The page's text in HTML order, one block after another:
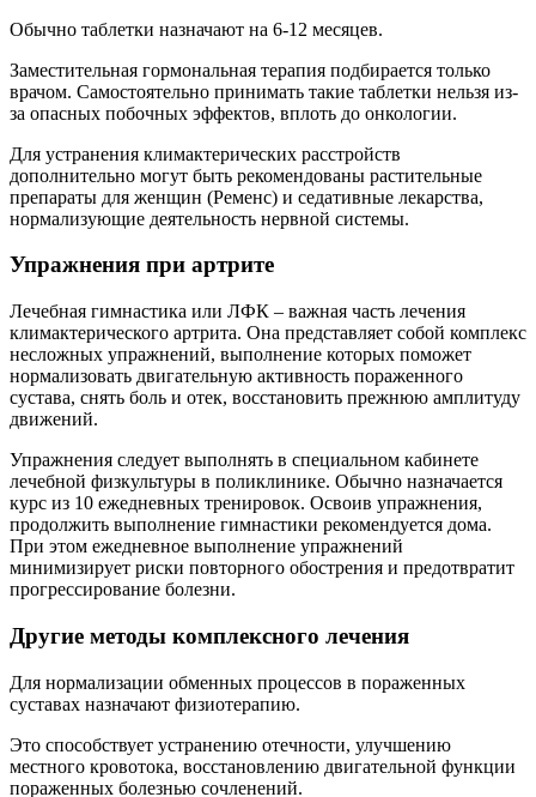
Обычно таблетки назначают на 6-12 месяцев.
Заместительная гормональная терапия подбирается только
врачом. Самостоятельно принимать такие таблетки нельзя из-
за опасных побочных эффектов, вплоть до онкологии.
Для устранения климактерических расстройств
дополнительно могут быть рекомендованы растительные
препараты для женщин (Ременс) и седативные лекарства,
нормализующие деятельность нервной системы.
Упражнения при артрите
Лечебная гимнастика или ЛФК – важная часть лечения
климактерического артрита. Она представляет собой комплекс
несложных упражнений, выполнение которых поможет
нормализовать двигательную активность пораженного
сустава, снять боль и отек, восстановить прежнюю амплитуду
движений.
Упражнения следует выполнять в специальном кабинете
лечебной физкультуры в поликлинике. Обычно назначается
курс из 10 ежедневных тренировок. Освоив упражнения,
продолжить выполнение гимнастики рекомендуется дома.
При этом ежедневное выполнение упражнений
минимизирует риски повторного обострения и предотвратит
прогрессирование болезни.
Другие методы комплексного лечения
Для нормализации обменных процессов в пораженных
суставах назначают физиотерапию.
Это способствует устранению отечности, улучшению
местного кровотока, восстановлению двигательной функции
пораженных болезнью сочленений.